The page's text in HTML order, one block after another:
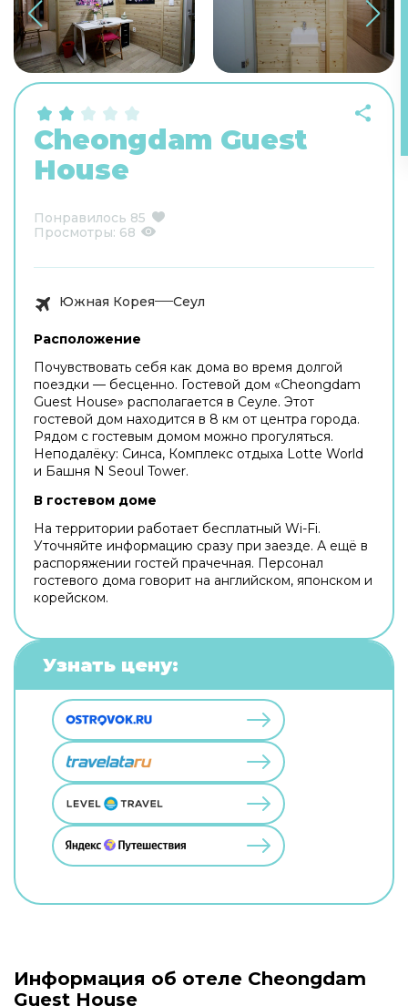
Cheongdam Guest
House
Понравилось 85
Просмотры: 68
Южная Корея Сеул
Расположение
Почувствовать себя как дома во время долгой
поездки — бесценно. Гостевой дом «Cheongdam
Guest House» располагается в Сеуле. Этот
гостевой дом находится в 8 км от центра города.
Рядом с гостевым домом можно прогуляться.
Неподалёку: Синса, Комплекс отдыха Lotte World
и Башня N Seoul Tower.
В гостевом доме
На территории работает бесплатный Wi-Fi.
Уточняйте информацию сразу при заезде. А ещё в
распоряжении гостей прачечная. Персонал
гостевого дома говорит на английском, японском и
корейском.
Узнать цену:
Информация об отеле Cheongdam
Guest House